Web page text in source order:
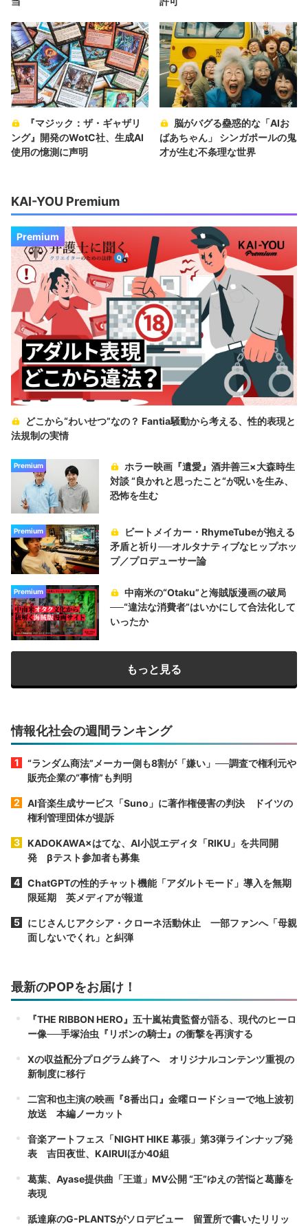
『マジック：ザ・ギャザリ
ング』開発のWotC社、生成AI
使用の憶測に声明
脳がバグる蠱惑的な「AIお
ばあちゃん」 シンガポールの鬼
才が生む不条理な世界
KAI-YOU Premium
Premium
どこから“わいせつ”なの？ Fantia騒動から考える、性的表現と
法規制の実情
Premium
ホラー映画『遺愛』酒井善三×大森時生
対談 “良かれと思ったこと“が呪いを生み、
恐怖を生む
Premium
ビートメイカー・RhymeTubeが抱える
矛盾と祈り──オルタナティブなヒップホッ
プ／プロデューサー論
Premium
中南米の“Otaku”と海賊版漫画の破局
──“違法な消費者”はいかにして合法化して
いったか
もっと見る
情報化社会の週間ランキング
“ランダム商法”メーカー側も8割が「嫌い」──調査で権利元や
販売企業の“事情”も判明
AI音楽生成サービス「Suno」に著作権侵害の判決 ドイツの
権利管理団体が提訴
KADOKAWA×はてな、AI小説エディタ「RIKU」を共同開
発 βテスト参加者も募集
ChatGPTの性的チャット機能「アダルトモード」導入を無期
限延期 英メディアが報道
にじさんじアクシア・クローネ活動休止 一部ファンへ「母親
面しないでくれ」と糾弾
最新のPOPをお届け！
『THE RIBBON HERO』五十嵐祐貴監督が語る、現代のヒーロ
ー像──手塚治虫『リボンの騎士』の衝撃を再演する
Xの収益配分プログラム終了へ オリジナルコンテンツ重視の
新制度に移行
二宮和也主演の映画『8番出口』金曜ロードショーで地上波初
放送 本編ノーカット
音楽アートフェス「NIGHT HIKE 幕張」第3弾ラインナップ発
表 吉田夜世、KAIRUIほか40組
葛葉、Ayase提供曲「王道」MV公開 “王”ゆえの苦悩と葛藤を
表現
舐達麻のG-PLANTSがソロデビュー 留置所で書いたリリッ